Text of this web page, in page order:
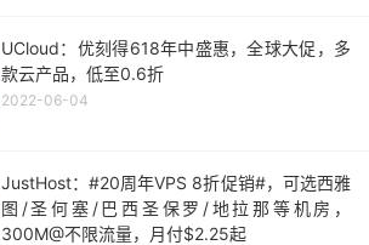
UCloud：优刻得618年中盛惠，全球大促，多
款云产品，低至0.6折
2022-06-04
JustHost：#20周年VPS 8折促销#，可选西雅
图/圣何塞/巴西圣保罗/地拉那等机房，
300M@不限流量，月付$2.25起